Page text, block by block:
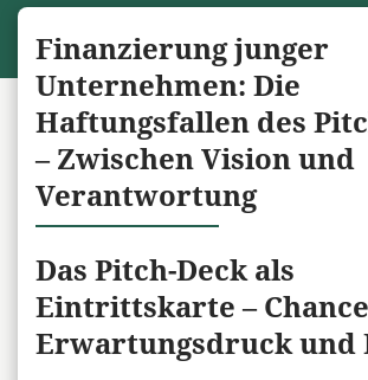
Senden Sie uns eine E-Mail
info@ra-kkg.de
Finanzierung junger
Unternehmen: Die
Haftungsfallen des
– Zwischen Vision und
Verantwortung
Das Pitch-Deck als
Eintrittskarte –
Erwartungsdruck und